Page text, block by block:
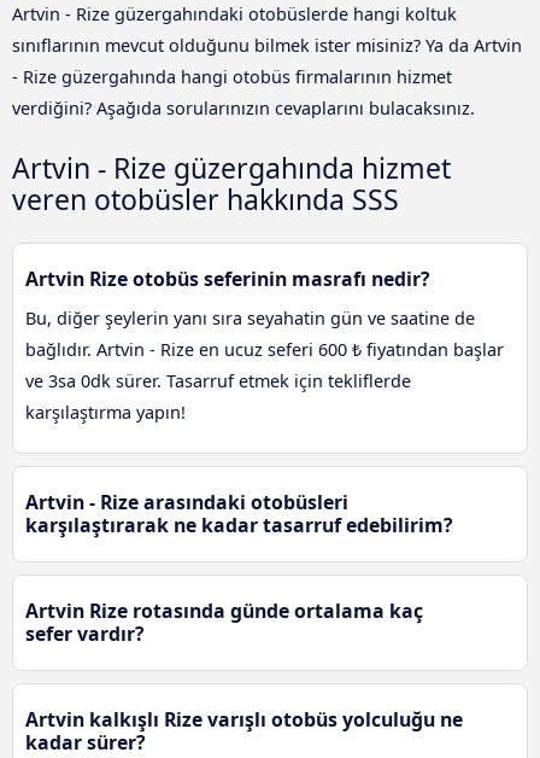
Artvin - Rize güzergahındaki otobüslerde hangi koltuk
sınıflarının mevcut olduğunu bilmek ister misiniz? Ya da Artvin
- Rize güzergahında hangi otobüs firmalarının hizmet
verdiğini? Aşağıda sorularınızın cevaplarını bulacaksınız.
Artvin - Rize güzergahında hizmet
veren otobüsler hakkında SSS
Artvin Rize otobüs seferinin masrafı nedir?
Bu, diğer şeylerin yanı sıra seyahatin gün ve saatine de
bağlıdır. Artvin - Rize en ucuz seferi 600 ₺ fiyatından başlar
ve 3sa 0dk sürer. Tasarruf etmek için tekliflerde
karşılaştırma yapın!
Artvin - Rize arasındaki otobüsleri
karşılaştırarak ne kadar tasarruf edebilirim?
Artvin Rize rotasında günde ortalama kaç
sefer vardır?
Artvin kalkışlı Rize varışlı otobüs yolculuğu ne
kadar sürer?